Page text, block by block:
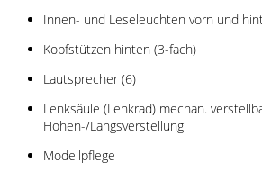
Innen- und Leseleuchten vorn und
Kopfstützen hinten (3-fach)
Lautsprecher (6)
Lenksäule (Lenkrad) mechan.
Höhen-/Längsverstellung
Modellpflege